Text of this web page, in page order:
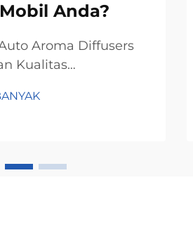
Anda?
Aroma Diffusers
Kualitas
tambahkan minyak